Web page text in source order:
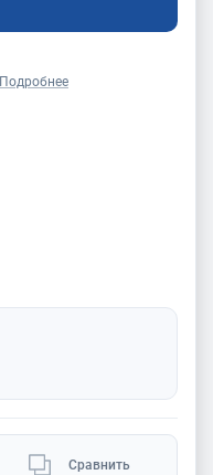
Подробнее
Сравнить